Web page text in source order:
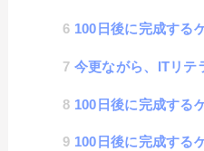
100日後に完成するゲームシステ
今更ながら、ITリテラシの
100日後に完成するゲームシステム 69日目「
100日後に完成するゲームシステム